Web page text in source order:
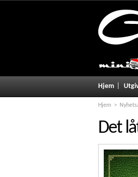
Hjem
Hjem
Det